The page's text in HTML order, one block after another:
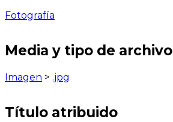
Fotografía
Media y tipo de archivo
Imagen > .jpg
Título atribuido